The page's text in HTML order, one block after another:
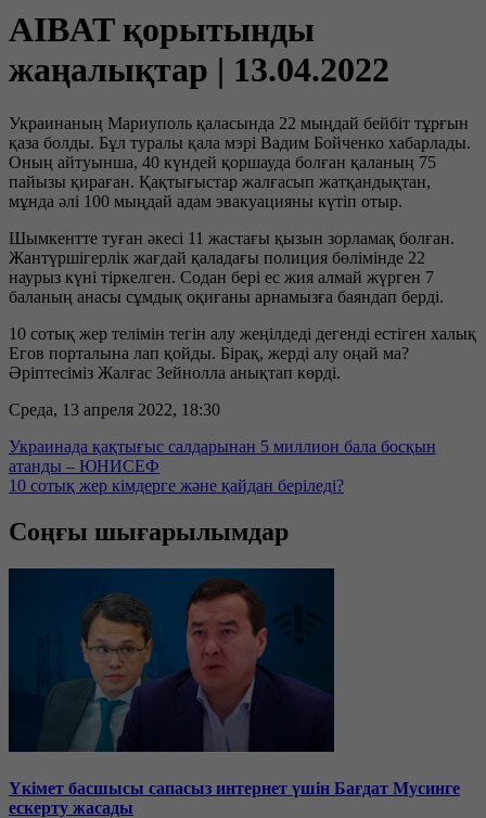
AIBAT қорытынды
жаңалықтар | 13.04.2022
Украинаның Мариуполь қаласында 22 мыңдай бейбіт тұрғын
қаза болды. Бұл туралы қала мэрі Вадим Бойченко хабарлады.
Оның айтуынша, 40 күндей қоршауда болған қаланың 75
пайызы қираған. Қақтығыстар жалғасып жатқандықтан,
мұнда әлі 100 мыңдай адам эвакуацияны күтіп отыр.
Шымкентте туған әкесі 11 жастағы қызын зорламақ болған.
Жантүршігерлік жағдай қаладағы полиция бөлімінде 22
наурыз күні тіркелген. Содан бері ес жия алмай жүрген 7
баланың анасы сұмдық оқиғаны арнамызға баяндап берді.
10 сотық жер телімін тегін алу жеңілдеді дегенді естіген халық
Егов порталына лап қойды. Бірақ, жерді алу оңай ма?
Әріптесіміз Жалғас Зейнолла анықтап көрді.
Среда, 13 апреля 2022, 18:30
Украинада қақтығыс салдарынан 5 миллион бала босқын
атанды – ЮНИСЕФ
10 сотық жер кімдерге және қайдан беріледі?
Соңғы шығарылымдар
Үкімет басшысы сапасыз интернет үшін Бағдат Мусинге
ескерту жасады